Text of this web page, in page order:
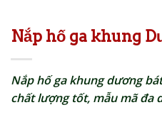
Nắp hố ga khung
Nắp hố ga khung dương
chất lượng tốt, mẫu mã đa